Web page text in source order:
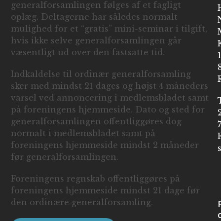
generalforsamlingen følges af et fagligt
oplæg. Deltagerne har således normalt
mulighed for et “gratis” mini-seminar i tilgift,
hvis ikke selve generalforsamlingen går
væsentligt ud over den fastsatte tid.
Indkaldelse til ordinær generalforsamling
sker med mindst 21 dages og højst 4 måneders
varsel ved annoncering i medlemsbladet samt
på foreningens hjemmeside. Dato og sted for
generalforsamlingen offentliggøres dog
normalt i medlemsbladet samt på
foreningens hjemmeside mindst 2 måneder
før generalforsamlingen.
Foreningens regnskab offentliggøres på
foreningens hjemmeside mindst 21 dage før
den ordinære generalforsamling.